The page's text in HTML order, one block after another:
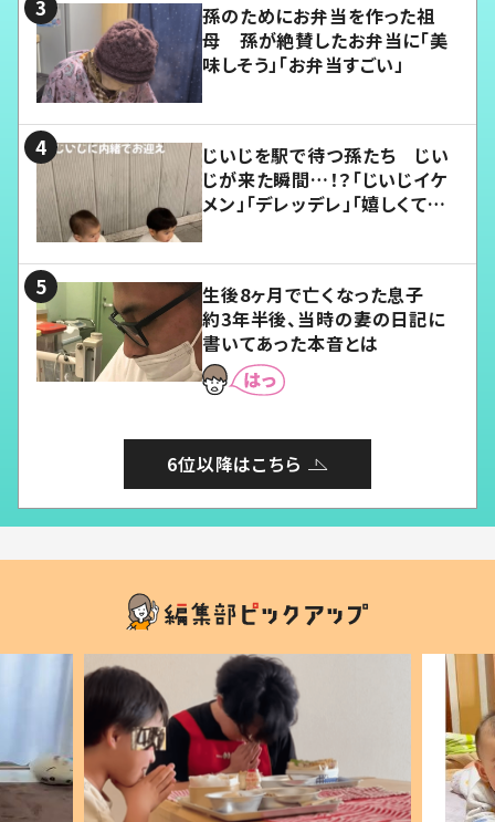
孫のためにお弁当を作った祖
母 孫が絶賛したお弁当に「美
味しそう」「お弁当すごい」
じいじを駅で待つ孫たち じい
じが来た瞬間…！？「じいじイケ
メン」「デレッデレ」「嬉しくて可
生後8ヶ月で亡くなった息子
約3年半後、当時の妻の日記に
書いてあった本音とは
6位以降はこちら